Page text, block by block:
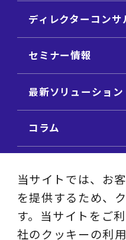
ディレクターコン
セミナー情報
最新ソリューション
コラム
ビジネステーマ解
動画ライブラリ
当サイトでは、お
を提供するため、
す。当サイトをご
社のクッキーの利